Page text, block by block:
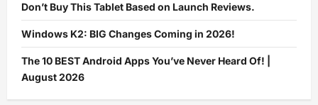
Don’t Buy This Tablet Based on Launch Reviews.
Windows K2: BIG Changes Coming in 2026!
The 10 BEST Android Apps You’ve Never Heard Of! |
August 2026